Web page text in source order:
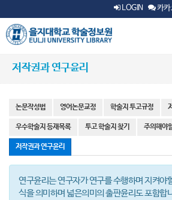
LOGIN 카카
저작권과 연구윤리
논문작성법 영어논문교정 학술지 투고규정
우수학술지 등재목록 투고 학술지 찾기 주의해야
저작권과 연구윤리
연구윤리는 연구자가 연구를 수행하며 지켜야
식을 의미하며 넓은의미의 출판윤리도 포함합